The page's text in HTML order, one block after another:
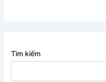
Tìm kiếm